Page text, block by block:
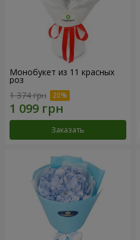
Монобукет из 11 красных
роз
1 374 грн
Заказать